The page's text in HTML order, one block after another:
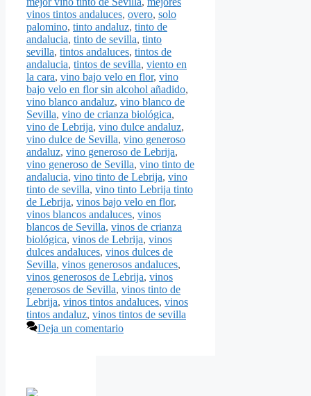
vinos tintos andaluces, overo, solo
palomino, tinto andaluz, tinto de
andalucia, tinto de sevilla, tinto
sevilla, tintos andaluces, tintos de
andalucia, tintos de sevilla, viento en
la cara, vino bajo velo en flor, vino
bajo velo en flor sin alcohol añadido,
vino blanco andaluz, vino blanco de
Sevilla, vino de crianza biológica,
vino de Lebrija, vino dulce andaluz,
vino dulce de Sevilla, vino generoso
andaluz, vino generoso de Lebrija,
vino generoso de Sevilla, vino tinto de
andalucia, vino tinto de Lebrija, vino
tinto de sevilla, vino tinto Lebrija tinto
de Lebrija, vinos bajo velo en flor,
vinos blancos andaluces, vinos
blancos de Sevilla, vinos de crianza
biológica, vinos de Lebrija, vinos
dulces andaluces, vinos dulces de
Sevilla, vinos generosos andaluces,
vinos generosos de Lebrija, vinos
generosos de Sevilla, vinos tinto de
Lebrija, vinos tintos andaluces, vinos
tintos andaluz, vinos tintos de sevilla
Deja un comentario